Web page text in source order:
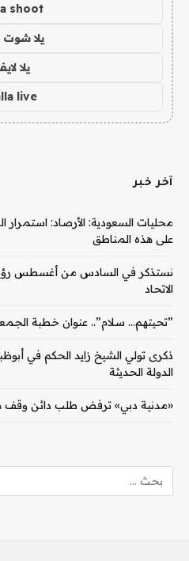
shoot
يلا شوت
يلا
live
آخر خبر
محليات السعودية: الأرصاد: استمرار
على هذه المناطق
نستذكر في السادس من أغسطس
الاتحاد
‏”تحيتهم… سلام”.. عنوان خطبة
ذكرى تولي الشيخ زايد الحكم في
الدولة الحديثة
«مدنية دبي» ترفض طلب دائن وقف هبة بـ 22.5